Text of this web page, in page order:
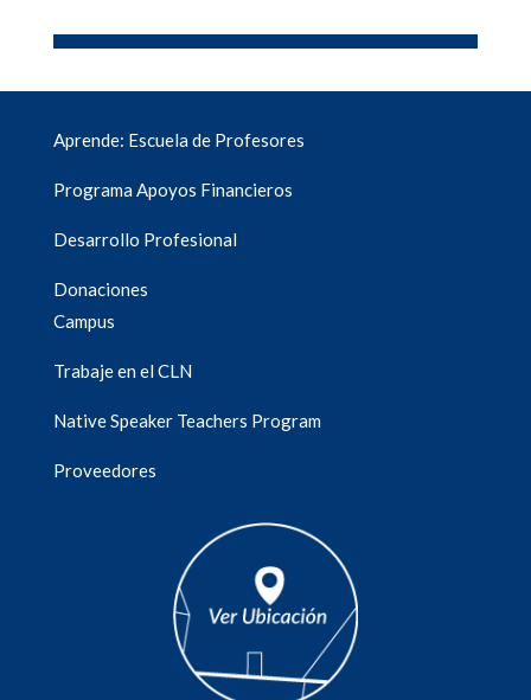
Aprende: Escuela de Profesores
Programa Apoyos Financieros
Desarrollo Profesional
Donaciones
Campus
Trabaje en el CLN
Native Speaker Teachers Program
Proveedores